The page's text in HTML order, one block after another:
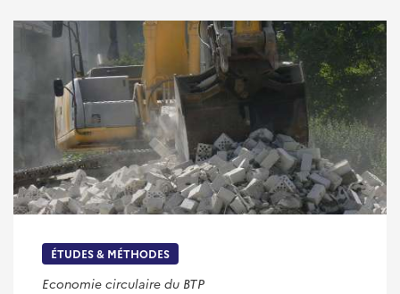
ÉTUDES & MÉTHODES
Economie circulaire du BTP